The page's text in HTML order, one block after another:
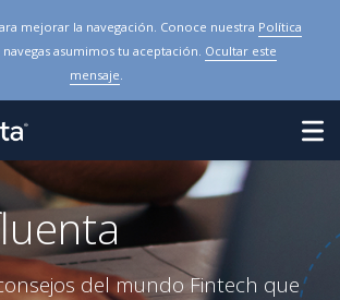
mejorar la navegación. Conoce nuestra Política
navegas asumimos tu aceptación. Ocultar este
mensaje.
del mundo Fintech que